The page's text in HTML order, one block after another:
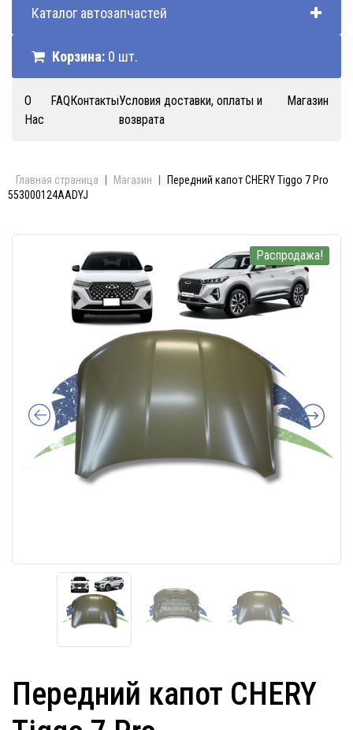
Каталог автозапчастей
Корзина: 0 шт.
О
Нас
FAQКонтактыУсловия доставки, оплаты и
возврата
Магазин
Главная страница Магазин
Передний капот CHERY Tiggo 7 Pro
553000124AADYJ
Распродажа!
Передний капот CHERY